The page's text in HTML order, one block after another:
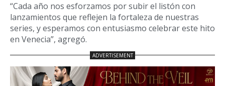
“Cada año nos esforzamos por subir el listón con
lanzamientos que reflejen la fortaleza de nuestras
series, y esperamos con entusiasmo celebrar este hito
en Venecia”, agregó.